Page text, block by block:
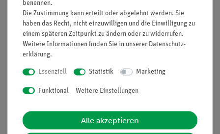
Informationen
Unternehmen
Projekte und Lösungen
Presse
Hinweisgeberschutz
Datenschutz
Service
Übersicht Service
Inventarisierungs- &
Inbetriebnahme & Schulungen
Kundendienst
benennen.
Die Zustimmung kann erteilt oder abgelehnt werden. Sie
haben das Recht, nicht einzuwilligen und die Einwilligung zu
einem späteren Zeitpunkt zu ändern oder zu widerrufen.
Weitere Informationen finden Sie in unserer Daten­schutz­
erklärung.
Essenziell Statistik Marketing
Funktional Weitere Einstellungen
Alle akzeptieren